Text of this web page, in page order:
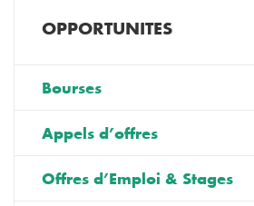
OPPORTUNITES
Bourses
Appels d’offres
Offres d’Emploi & Stages